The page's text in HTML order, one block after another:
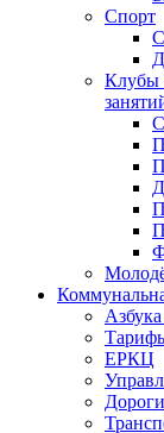
Спорт
Клубы
ЕРКЦ
Дороги